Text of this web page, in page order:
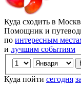
Куда сходить в
Помощник и
по интересным
и лучшим событиям
Куда пойти сегодня